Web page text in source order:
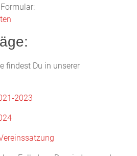
findest Du in unserer
2023